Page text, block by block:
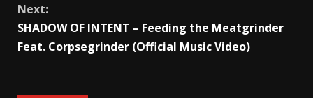
Next:
SHADOW OF INTENT – Feeding the Meatgrinder
Feat. Corpsegrinder (Official Music Video)